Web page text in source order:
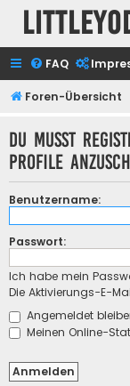
FAQ
Foren-Übersicht
Du musst
Profile
Benutzername:
Passwort:
Ich habe mein
Die Aktivierungs-E-
Angemeldet
Meinen Online-